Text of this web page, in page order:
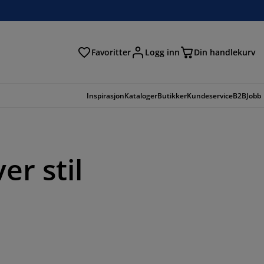
Favoritter Logg inn Din handlekurv
InspirasjonKatalogerButikkerKundeserviceB2BJobb
stil